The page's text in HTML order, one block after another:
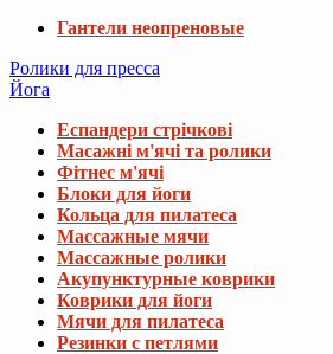
Гантели неопреновые
Ролики для пресса
Йога
Еспандери стрічкові
Масажні м'ячі та ролики
Фітнес м'ячі
Блоки для йоги
Кольца для пилатеса
Массажные мячи
Массажные ролики
Акупунктурные коврики
Коврики для йоги
Мячи для пилатеса
Резинки с петлями